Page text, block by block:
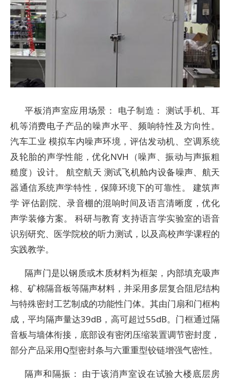
平板消声室应用场景： 电子制造： 测试手机、耳
机等消费电子产品的噪声水平、频响特性及方向性。
汽车工业 模拟车内噪声环境，评估发动机、空调系统
及轮胎的声学性能，优化NVH（噪声、振动与声振粗
糙度）设计。 航空航天 测试飞机舱内设备噪声、航天
器通信系统声学特性，保障环境下的可靠性。 建筑声
学 评估剧院、录音棚的混响时间及语言清晰度，优化
声学装修方案。 科研与教育 支持语言学实验室的语音
识别研究、医学院校的听力测试，以及高校声学课程的
实践教学。
隔声门是以钢质或木质材料为框架，内部填充吸声
棉、矿棉隔音板等隔声材料，并采用多层复合阻尼结构
与特殊密封工艺制成的功能性门体。其由门扇和门框构
成，平均隔声量达39dB，高可超过55dB。门框通过隔
音板与墙体衔接，底部设有密闭压缩装置调节密封度，
部分产品采用Q型密封条与六重重型铰链增强气密性。
隔声和隔振： 由于该消声室设在试验大楼底层房